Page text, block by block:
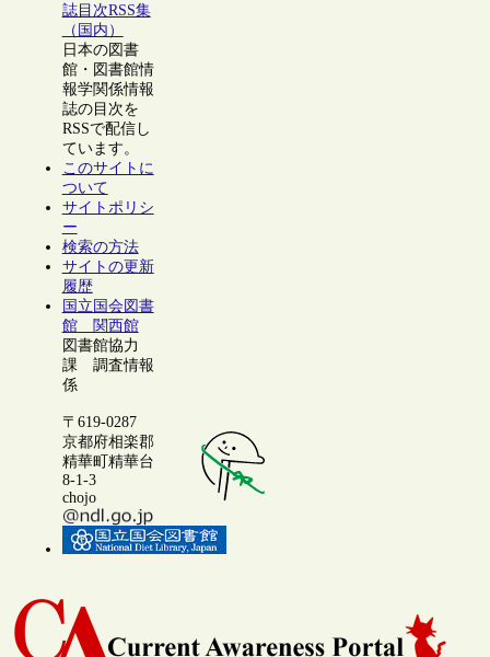
誌目次RSS集
（国内）
日本の図書
館・図書館情
報学関係情報
誌の目次を
RSSで配信し
ています。
このサイトに
ついて
サイトポリシ
ー
検索の方法
サイトの更新
履歴
国立国会図書
館 関西館
図書館協力
課 調査情報
係
〒619-0287
京都府相楽郡
精華町精華台
8-1-3
chojo